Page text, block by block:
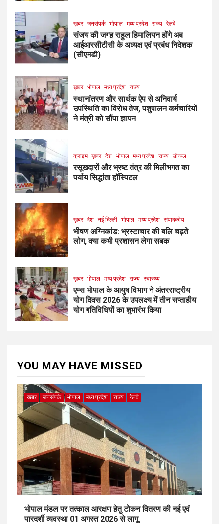
ख़बर जनसंपर्क भोपाल मध्य प्रदेश राज्य रेलवे
संजय की जगह राहुल हिमालियन होंगे अब
आईआरसीटीसी के अध्यक्ष एवं प्रबंध निदेशक
(सीएमडी)
ख़बर भोपाल मध्य प्रदेश राज्य
स्थानांतरण और सार्थक ऐप से अनिवार्य
उपस्थिति का विरोध तेज, पशुपालन कर्मचारियों
ने मंत्री को सौंपा ज्ञापन
क्राइम ख़बर देश भोपाल मध्य प्रदेश राज्य लोकल
रसूखदारों और भ्रष्ट तंत्र की मिलीभगत का
पर्याय सिद्धांता हॉस्पिटल
ख़बर देश नई दिल्ली भोपाल मध्य प्रदेश संपादकीय
भीषण अग्निकांड: भ्रस्टाचार की बलि चढ़ते
लोग, क्या कभी प्रशासन लेगा सबक
ख़बर भोपाल मध्य प्रदेश राज्य स्वास्थ्य
एम्स भोपाल के आयुष विभाग ने अंतरराष्ट्रीय
योग दिवस 2026 के उपलक्ष्य में तीन सप्ताहीय
योग गतिविधियों का शुभारंभ किया
YOU MAY HAVE MISSED
ख़बर जनसंपर्क भोपाल मध्य प्रदेश राज्य रेलवे
भोपाल मंडल पर तत्काल आरक्षण हेतु टोकन वितरण की नई एवं
पारदर्शी व्यवस्था 01 अगस्त 2026 से लागू